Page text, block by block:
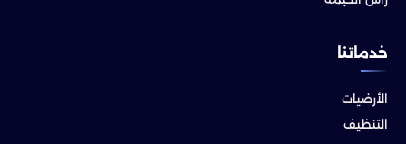
خدماتنا
الأرضيات
التنظيف